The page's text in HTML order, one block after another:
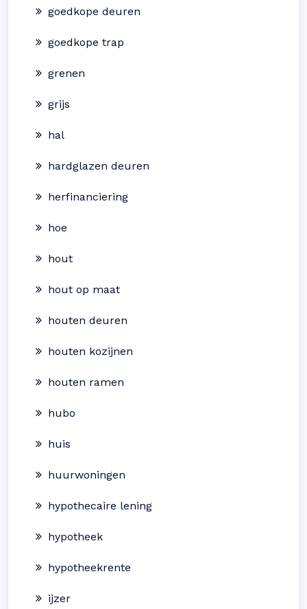
goedkope deuren
goedkope trap
grenen
grijs
hal
hardglazen deuren
herfinanciering
hoe
hout
hout op maat
houten deuren
houten kozijnen
houten ramen
hubo
huis
huurwoningen
hypothecaire lening
hypotheek
hypotheekrente
ijzer